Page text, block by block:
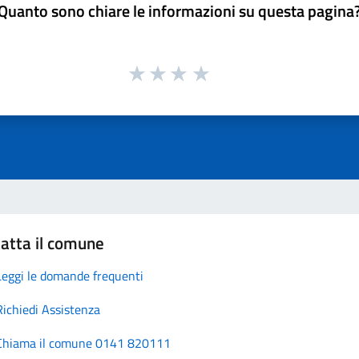
sono chiare le informazioni su questa
il comune
le domande frequenti
Assistenza
il comune 0141 820111